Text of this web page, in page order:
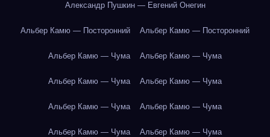
Александр Пушкин — Евгений Онегин
Альбер Камю — Посторонний Альбер Камю — Посторонний
Альбер Камю — Чума Альбер Камю — Чума
Альбер Камю — Чума Альбер Камю — Чума
Альбер Камю — Чума Альбер Камю — Чума
Альбер Камю — Чума Альбер Камю — Чума